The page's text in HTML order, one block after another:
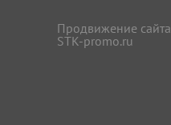
Продвижение сайта
STK-promo.ru